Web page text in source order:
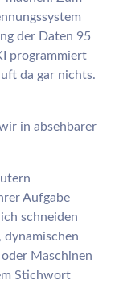
der Daten 95
programmiert
da gar nichts.
in absehbarer
Aufgabe
schneiden
dynamischen
Maschinen
Stichwort